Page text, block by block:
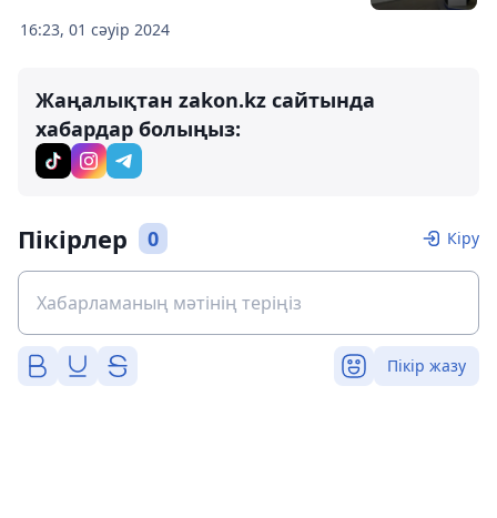
16:23, 01 сәуір 2024
Жаңалықтан zakon.kz сайтында
хабардар болыңыз:
Пікірлер 0 Кіру
Пікір жазу